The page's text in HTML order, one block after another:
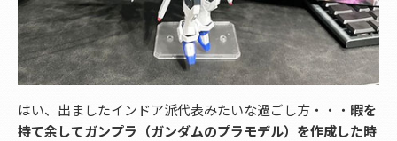
はい、出ましたインドア派代表みたいな過ごし方・・・ 暇を
持て余してガンプラ（ガンダムのプラモデル）を作成した時